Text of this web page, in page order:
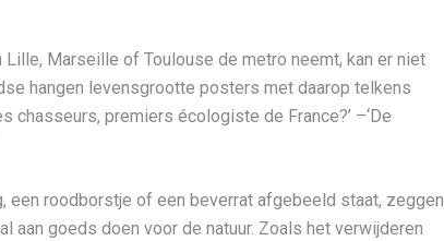
Lille, Marseille of Toulouse de metro neemt, kan er niet
hangen levensgrootte posters met daarop telkens
chasseurs, premiers écologiste de France?’ –‘De
een roodborstje of een beverrat afgebeeld staat, zeggen
aan goeds doen voor de natuur. Zoals het verwijderen